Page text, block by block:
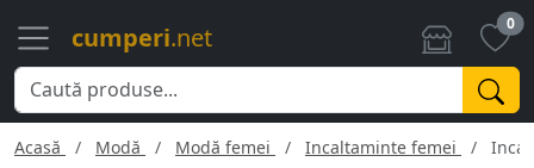
cumperi.net 0
Acasă Modă Modă femei Incaltaminte femei